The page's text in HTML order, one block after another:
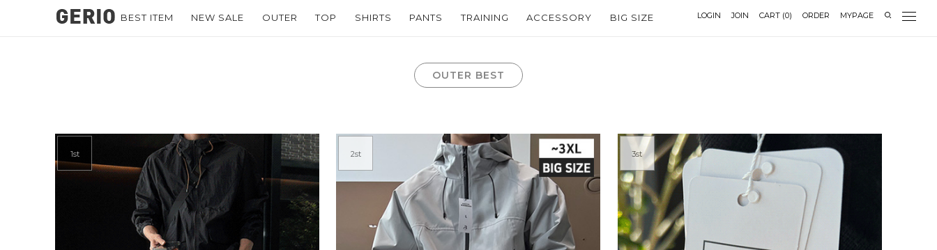
LOGIN JOIN CART (0) ORDER MYPAGE
BEST ITEM NEW SALE OUTER TOP SHIRTS PANTS TRAINING ACCESSORY BIG SIZE
OUTER BEST
1st 2st 3st